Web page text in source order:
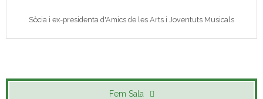
Sòcia i ex-presidenta d'Amics de les Arts i Joventuts Musicals
Fem Sala